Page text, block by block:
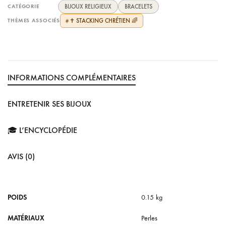
CATÉGORIE BIJOUX RELIGIEUX BRACELETS
THÈMES ASSOCIÉS # ✝️ STACKING CHRÉTIEN 🌈
INFORMATIONS COMPLÉMENTAIRES
ENTRETENIR SES BIJOUX
🎓 L’ENCYCLOPÉDIE
AVIS (0)
POIDS 0.15 kg
MATÉRIAUX Perles